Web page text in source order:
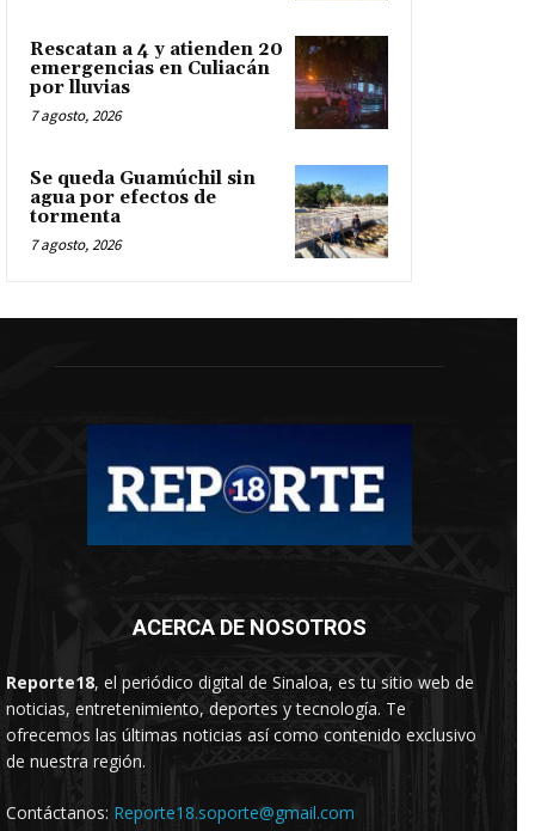
Rescatan a 4 y atienden 20
emergencias en Culiacán
por lluvias
7 agosto, 2026
Se queda Guamúchil sin
agua por efectos de
tormenta
7 agosto, 2026
ACERCA DE NOSOTROS
Reporte18, el periódico digital de Sinaloa, es tu sitio web de
noticias, entretenimiento, deportes y tecnología. Te
ofrecemos las últimas noticias así como contenido exclusivo
de nuestra región.
Contáctanos: Reporte18.soporte@gmail.com